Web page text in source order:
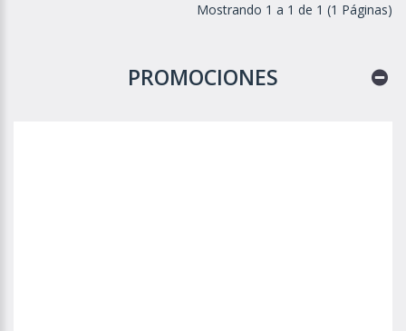
Mostrando 1 a 1 de 1 (1 Páginas)
PROMOCIONES